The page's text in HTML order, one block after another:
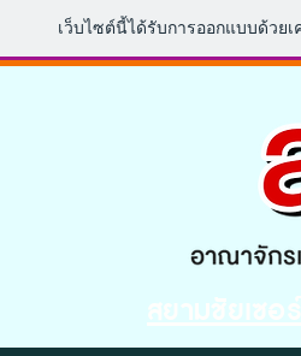
เว็บไซต์นี้ได้รับการออกแบบด้วยเ
สยามชัยเซ